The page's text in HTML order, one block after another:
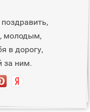
молодым,
в дорогу,
за ним.